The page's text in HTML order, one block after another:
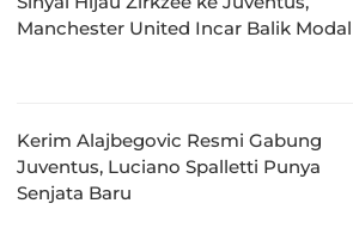
Manchester United Incar Balik Modal
Kerim Alajbegovic Resmi Gabung
Juventus, Luciano Spalletti Punya
Senjata Baru